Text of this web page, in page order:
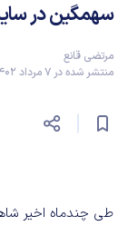
سهمگین در
مرتضی قانع
منتشر شده در 7 مرداد 1402 | 20:30
طی چندماه اخیر